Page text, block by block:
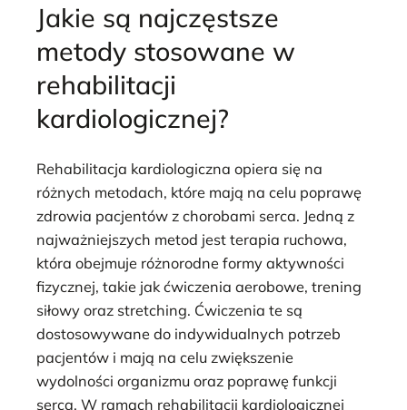
Jakie są najczęstsze
metody stosowane w
rehabilitacji
kardiologicznej?
Rehabilitacja kardiologiczna opiera się na
różnych metodach, które mają na celu poprawę
zdrowia pacjentów z chorobami serca. Jedną z
najważniejszych metod jest terapia ruchowa,
która obejmuje różnorodne formy aktywności
fizycznej, takie jak ćwiczenia aerobowe, trening
siłowy oraz stretching. Ćwiczenia te są
dostosowywane do indywidualnych potrzeb
pacjentów i mają na celu zwiększenie
wydolności organizmu oraz poprawę funkcji
serca. W ramach rehabilitacji kardiologicznej